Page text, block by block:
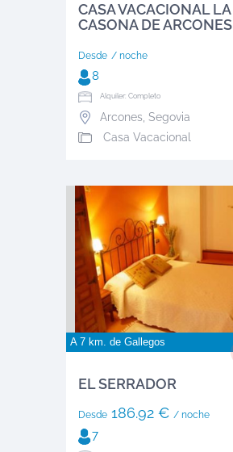
CASA VACACIONAL LA
CASONA DE ARCONES
Desde / noche
8
Alquiler: Completo
Arcones, Segovia
Casa Vacacional
A 7 km. de Gallegos
EL SERRADOR
Desde186.92 € / noche
7